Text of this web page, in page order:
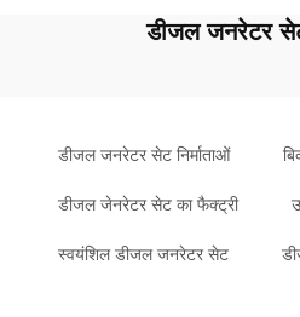
डीजल जनरेटर
डीजल जनरेटर सेट निर्माताओं
डीजल जेनरेटर सेट का फैक्ट्री
स्वयंशिल डीजल जनरेटर सेट